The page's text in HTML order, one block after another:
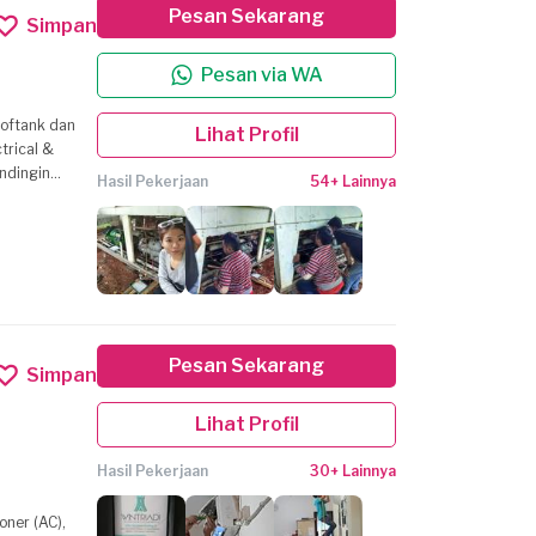
adalah
Simpan
dan
dan lainya
Pesan Sekarang
Pesan via WA
Lihat Profil
Hasil Pekerjaan 54+ Lainnya
Simpan
(AC),
Pesan Sekarang
Lihat Profil
Hasil Pekerjaan 30+ Lainnya